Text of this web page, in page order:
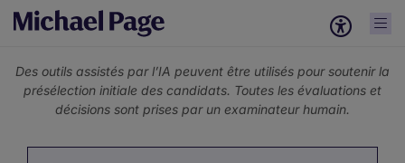
Des outils assistés par l’IA peuvent être utilisés pour soutenir la
présélection initiale des candidats. Toutes les évaluations et
décisions sont prises par un examinateur humain.